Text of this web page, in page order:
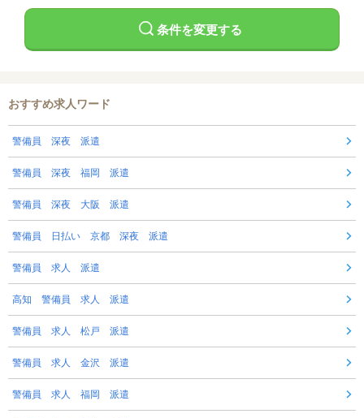
条件を変更する
おすすめ求人ワード
警備員 深夜 派遣
警備員 深夜 福岡 派遣
警備員 深夜 大阪 派遣
警備員 日払い 京都 深夜 派遣
警備員 求人 派遣
高知 警備員 求人 派遣
警備員 求人 松戸 派遣
警備員 求人 金沢 派遣
警備員 求人 福岡 派遣